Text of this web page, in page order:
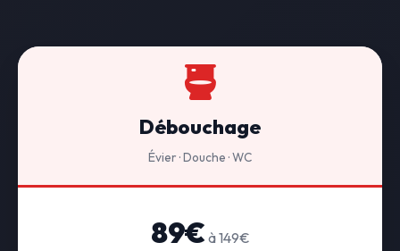
Débouchage
Évier · Douche · WC
89€ à 149€